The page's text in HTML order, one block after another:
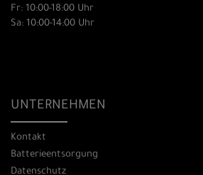
Fr: 10:00-18:00 Uhr
Sa: 10:00-14:00 Uhr
UNTERNEHMEN
Kontakt
Batterieentsorgung
Datenschutz